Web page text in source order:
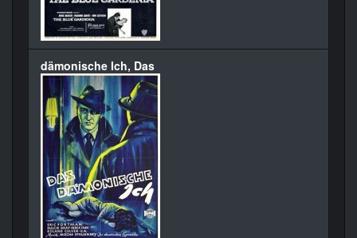
dämonische Ich, Das